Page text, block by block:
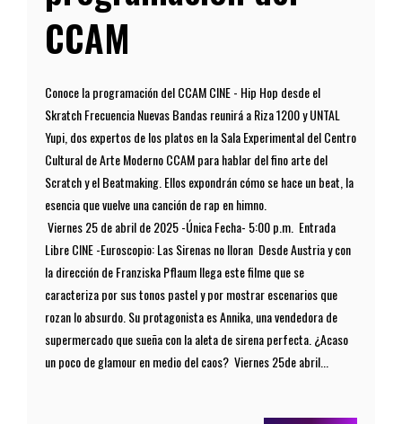
CCAM
Conoce la programación del CCAM CINE - Hip Hop desde el
Skratch Frecuencia Nuevas Bandas reunirá a Riza 1200 y UNTAL
Yupi, dos expertos de los platos en la Sala Experimental del Centro
Cultural de Arte Moderno CCAM para hablar del fino arte del
Scratch y el Beatmaking. Ellos expondrán cómo se hace un beat, la
esencia que vuelve una canción de rap en himno.
Viernes 25 de abril de 2025 -Única Fecha- 5:00 p.m. Entrada
Libre CINE -Euroscopio: Las Sirenas no lloran Desde Austria y con
la dirección de Franziska Pflaum llega este filme que se
caracteriza por sus tonos pastel y por mostrar escenarios que
rozan lo absurdo. Su protagonista es Annika, una vendedora de
supermercado que sueña con la aleta de sirena perfecta. ¿Acaso
un poco de glamour en medio del caos? Viernes 25de abril...